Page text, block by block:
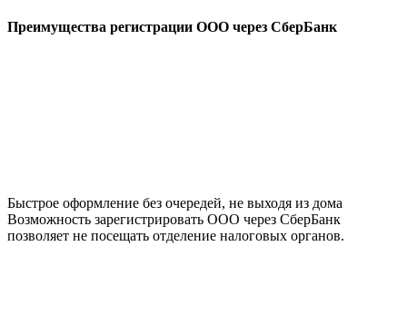
Преимущества регистрации ООО через СберБанк
Быстрое оформление без очередей, не выходя из дома
Возможность зарегистрировать ООО через СберБанк
позволяет не посещать отделение налоговых органов.